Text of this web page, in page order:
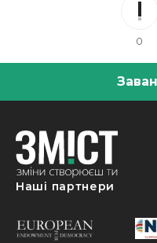
0
Наші партнери